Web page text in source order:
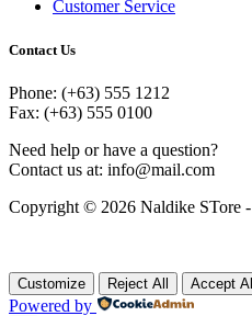
Customer Service
Contact Us
Phone: (+63) 555 1212
Fax: (+63) 555 0100
Need help or have a question?
Contact us at: info@mail.com
Copyright © 2026 Naldike STore -
Customize Reject All Accept All
Powered by